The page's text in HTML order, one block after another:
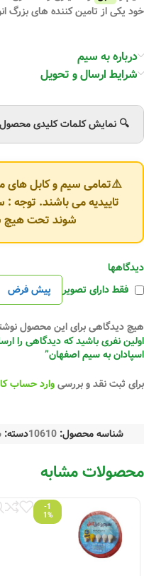
خود یکی از تامین کننده های بزرگ
درباره به سیم
شرایط ارسال و تحویل
🔍 نمایش کلمات کلیدی محصول
⚠️تمامی سیم و کابل های
تاییدیه می باشند. توجه
شوند تحت هیچ
دیدگاهها
فقط دارای تصویر
هیچ دیدگاهی برای این محصول
اسپادان به سیم اصفهان”
برای ثبت نقد و بررسیوارد حساب
شناسه محصول: 10610دسته:
محصولات مشابه
-1
1%